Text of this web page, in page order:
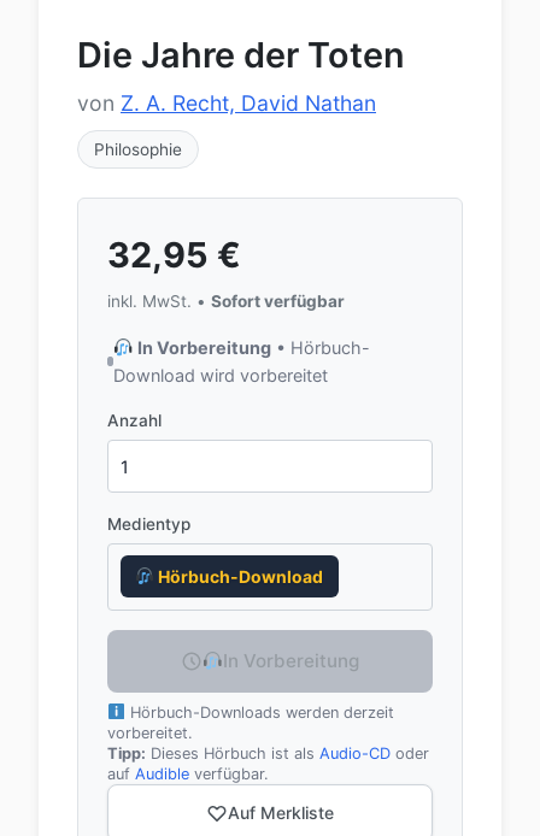
Die Jahre der Toten
von Z. A. Recht, David Nathan
Philosophie
32,95 €
inkl. MwSt. • Sofort verfügbar
In Vorbereitung• Hörbuch-
Download wird vorbereitet
Anzahl
Medientyp
Hörbuch-Download
In Vorbereitung
Hörbuch-Downloads werden derzeit
vorbereitet.
Tipp: Dieses Hörbuch ist als Audio-CD oder
auf Audible verfügbar.
Auf Merkliste